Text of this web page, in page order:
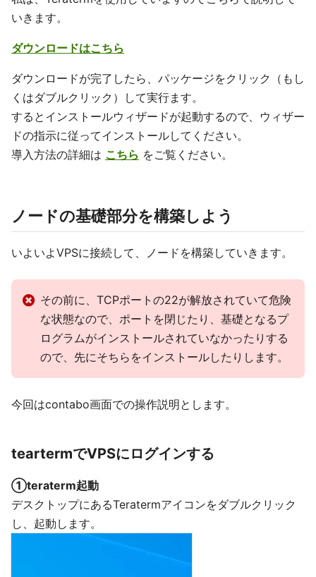
いきます。
ダウンロードはこちら
ダウンロードが完了したら、パッケージをクリック（もし
くはダブルクリック）して実行ます。
するとインストールウィザードが起動するので、ウィザー
ドの指示に従ってインストールしてください。
導入方法の詳細は こちら をご覧ください。
ノードの基礎部分を構築しよう
いよいよVPSに接続して、ノードを構築していきます。
その前に、TCPポートの22が解放されていて危険
な状態なので、ポートを閉じたり、基礎となるプ
ログラムがインストールされていなかったりする
ので、先にそちらをインストールしたりします。
今回はcontabo画面での操作説明とします。
teartermでVPSにログインする
①teraterm起動
デスクトップにあるTeratermアイコンをダブルクリック
し、起動します。